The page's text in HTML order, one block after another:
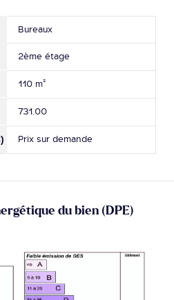
Bureaux
2ème étage
110 m²
731.00
Prix sur demande
du bien (DPE)